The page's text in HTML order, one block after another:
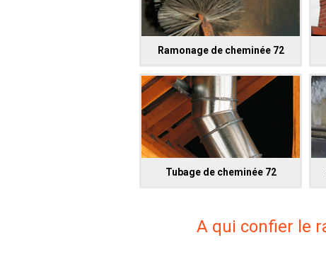
Ramonage de cheminée 72
Tubage de cheminée 72
A qui confier le